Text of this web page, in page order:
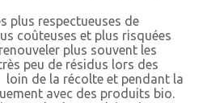
plus respectueuses de
coûteuses et plus risquées
plus souvent les
peu de résidus lors des
de la récolte et pendant la
avec des produits bio.